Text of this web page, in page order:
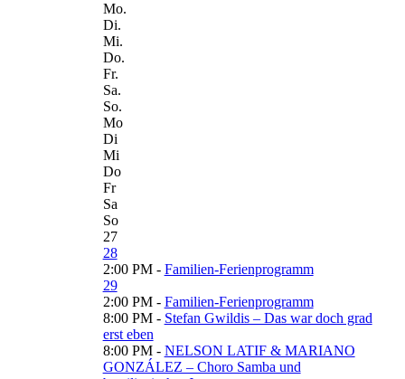
Mo.
Di.
Mi.
Do.
Fr.
Sa.
So.
Mo
Di
Mi
Do
Fr
Sa
So
27
28
2:00 PM - Familien-Ferienprogramm
29
2:00 PM - Familien-Ferienprogramm
8:00 PM - Stefan Gwildis – Das war doch grad
erst eben
8:00 PM - NELSON LATIF & MARIANO
GONZÁLEZ – Choro Samba und